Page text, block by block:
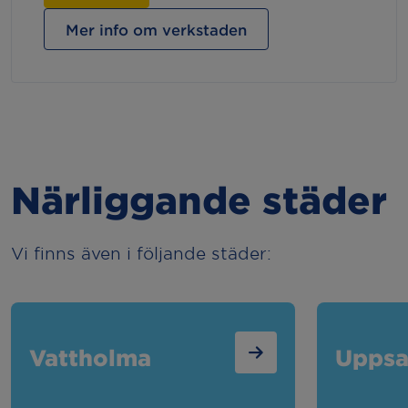
Mer info om verkstaden
Närliggande städer
Vi finns även i följande städer:
Vattholma